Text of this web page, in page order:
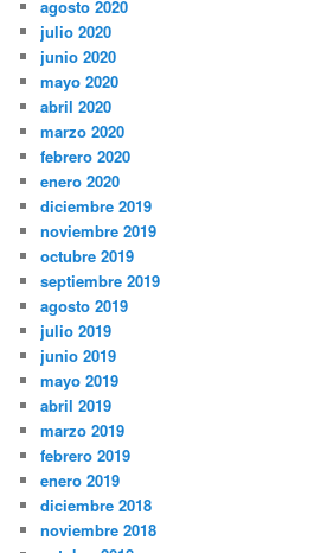
agosto 2020
julio 2020
junio 2020
mayo 2020
abril 2020
marzo 2020
febrero 2020
enero 2020
diciembre 2019
noviembre 2019
octubre 2019
septiembre 2019
agosto 2019
julio 2019
junio 2019
mayo 2019
abril 2019
marzo 2019
febrero 2019
enero 2019
diciembre 2018
noviembre 2018